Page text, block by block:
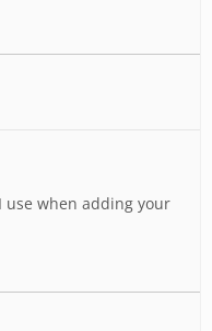
use when adding your